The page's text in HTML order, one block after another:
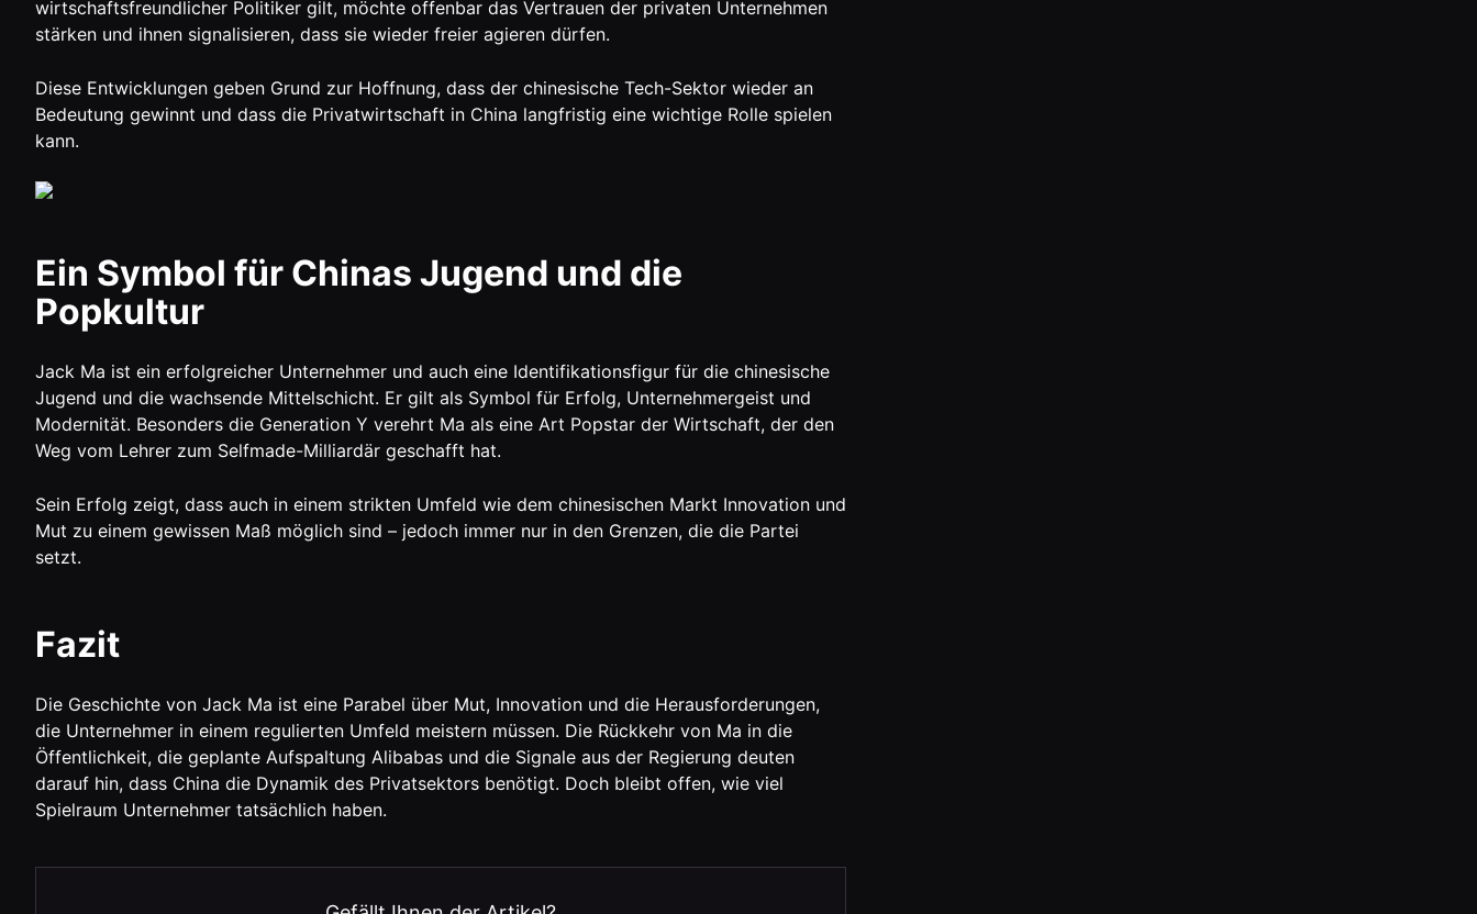
wirtschaftsfreundlicher Politiker gilt, möchte offenbar das Vertrauen der privaten Unternehmen
stärken und ihnen signalisieren, dass sie wieder freier agieren dürfen.
Diese Entwicklungen geben Grund zur Hoffnung, dass der chinesische Tech-Sektor wieder an
Bedeutung gewinnt und dass die Privatwirtschaft in China langfristig eine wichtige Rolle spielen
kann.
Ein Symbol für Chinas Jugend und die
Popkultur
Jack Ma ist ein erfolgreicher Unternehmer und auch eine Identifikationsfigur für die chinesische
Jugend und die wachsende Mittelschicht. Er gilt als Symbol für Erfolg, Unternehmergeist und
Modernität. Besonders die Generation Y verehrt Ma als eine Art Popstar der Wirtschaft, der den
Weg vom Lehrer zum Selfmade-Milliardär geschafft hat.
Sein Erfolg zeigt, dass auch in einem strikten Umfeld wie dem chinesischen Markt Innovation und
Mut zu einem gewissen Maß möglich sind – jedoch immer nur in den Grenzen, die die Partei
setzt.
Fazit
Die Geschichte von Jack Ma ist eine Parabel über Mut, Innovation und die Herausforderungen,
die Unternehmer in einem regulierten Umfeld meistern müssen. Die Rückkehr von Ma in die
Öffentlichkeit, die geplante Aufspaltung Alibabas und die Signale aus der Regierung deuten
darauf hin, dass China die Dynamik des Privatsektors benötigt. Doch bleibt offen, wie viel
Spielraum Unternehmer tatsächlich haben.